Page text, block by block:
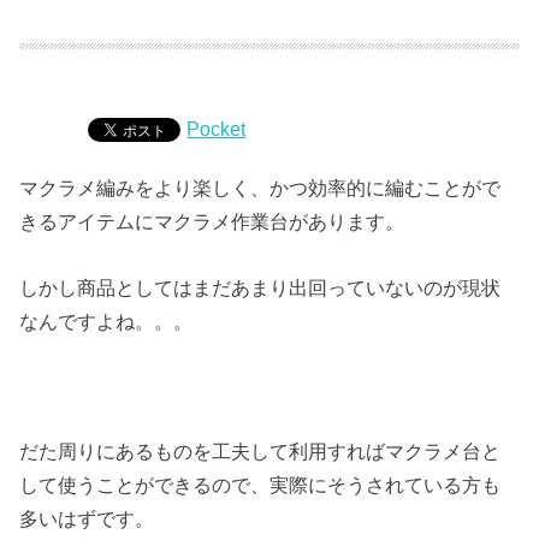
Pocket
マクラメ編みをより楽しく、かつ効率的に編むことがで
きるアイテムにマクラメ作業台があります。
しかし商品としてはまだあまり出回っていないのが現状
なんですよね。。。
だた周りにあるものを工夫して利用すればマクラメ台と
して使うことができるので、実際にそうされている方も
多いはずです。